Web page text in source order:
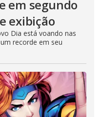
em segundo
exibição
Dia está voando nas
recorde em seu